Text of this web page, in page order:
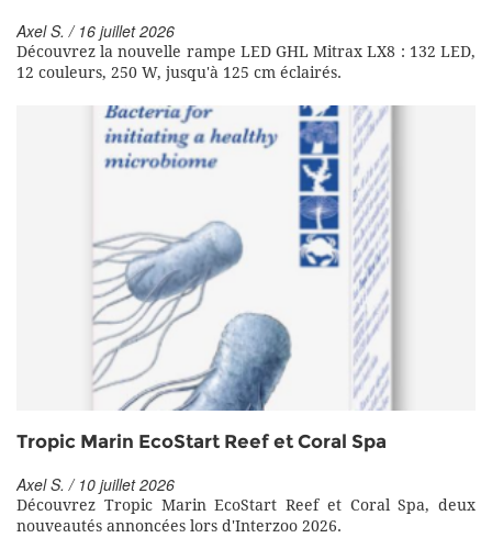
Axel S. / 16 juillet 2026
Découvrez la nouvelle rampe LED GHL Mitrax LX8 : 132 LED,
12 couleurs, 250 W, jusqu'à 125 cm éclairés.
Tropic Marin EcoStart Reef et Coral Spa
Axel S. / 10 juillet 2026
Découvrez Tropic Marin EcoStart Reef et Coral Spa, deux
nouveautés annoncées lors d'Interzoo 2026.